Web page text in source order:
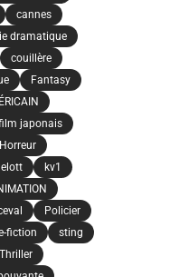
cannes
dramatique
couillère
Fantasy
japonais
Horreur
kv1
Policier
fiction
sting
Thriller